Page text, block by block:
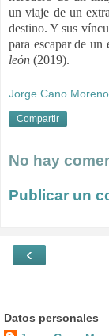
un viaje de un
destino. Y sus
para escapar de un
león (2019).
Jorge Cano Moreno
Compartir
No hay
Publicar un
‹
Datos personales